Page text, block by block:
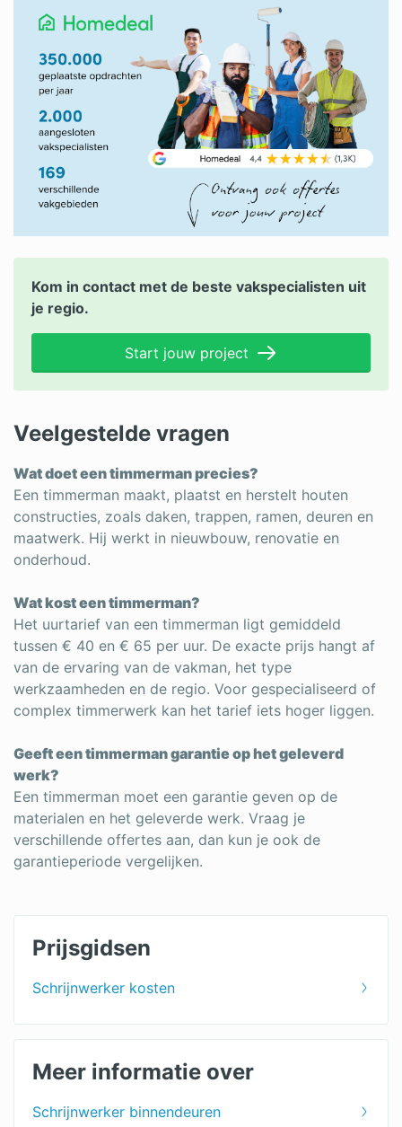
Kom in contact met de beste vakspecialisten uit
je regio.
Start jouw project
Veelgestelde vragen
Wat doet een timmerman precies?
Een timmerman maakt, plaatst en herstelt houten
constructies, zoals daken, trappen, ramen, deuren en
maatwerk. Hij werkt in nieuwbouw, renovatie en
onderhoud.
Wat kost een timmerman?
Het uurtarief van een timmerman ligt gemiddeld
tussen € 40 en € 65 per uur. De exacte prijs hangt af
van de ervaring van de vakman, het type
werkzaamheden en de regio. Voor gespecialiseerd of
complex timmerwerk kan het tarief iets hoger liggen.
Geeft een timmerman garantie op het geleverd
werk?
Een timmerman moet een garantie geven op de
materialen en het geleverde werk. Vraag je
verschillende offertes aan, dan kun je ook de
garantieperiode vergelijken.
Prijsgidsen
Schrijnwerker kosten
Meer informatie over
Schrijnwerker binnendeuren